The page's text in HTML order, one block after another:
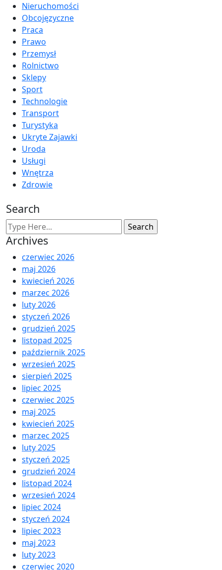
Nieruchomości
Obcojęzyczne
Praca
Prawo
Przemysł
Rolnictwo
Sklepy
Sport
Technologie
Transport
Turystyka
Ukryte Zajawki
Uroda
Usługi
Wnętrza
Zdrowie
Search
Archives
czerwiec 2026
maj 2026
kwiecień 2026
marzec 2026
luty 2026
styczeń 2026
grudzień 2025
listopad 2025
październik 2025
wrzesień 2025
sierpień 2025
lipiec 2025
czerwiec 2025
maj 2025
kwiecień 2025
marzec 2025
luty 2025
styczeń 2025
grudzień 2024
listopad 2024
wrzesień 2024
lipiec 2024
styczeń 2024
lipiec 2023
maj 2023
luty 2023
czerwiec 2020